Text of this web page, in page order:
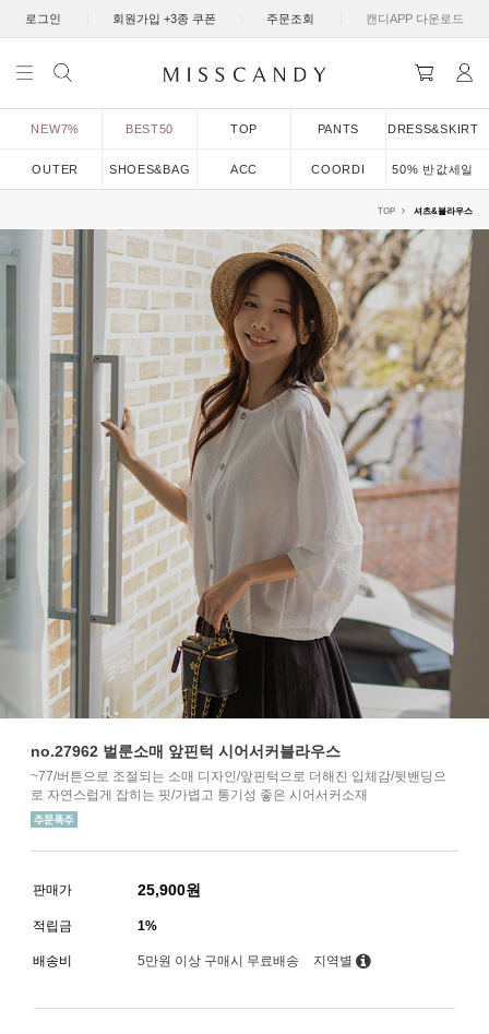
로그인 회원가입 +3종 쿠폰 주문조회 캔디APP 다운로드
NEW7% BEST50 TOP PANTS DRESS&SKIRT
OUTER SHOES&BAG ACC COORDI 50% 반값세일
TOP 셔츠&블라우스
no.27962 벌룬소매 앞핀턱 시어서커블라우스
~77/버튼으로 조절되는 소매 디자인/앞핀턱으로 더해진 입체감/뒷밴딩으
로 자연스럽게 잡히는 핏/가볍고 통기성 좋은 시어서커소재
판매가 25,900원
적립금 1%
배송비 5만원 이상 구매시 무료배송 지역별